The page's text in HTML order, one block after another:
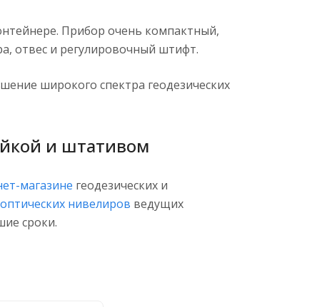
Прибор очень компактный,
отвес и регулировочный штифт.
широкого спектра геодезических
и штативом
магазине геодезических и
нивелиров ведущих
сроки.